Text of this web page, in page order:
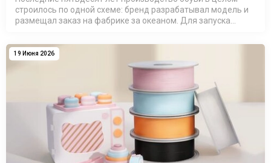
строилось по одной схеме: бренд разрабатывал модель и
размещал заказ на фабрике за океаном. Для запуска
металлические формы, …
19 Июня 2026